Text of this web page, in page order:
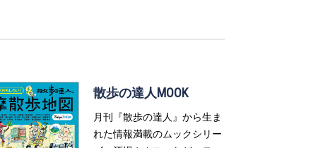
散歩の達人MOOK
月刊『散歩の達人』から生ま
れた情報満載のムックシリー